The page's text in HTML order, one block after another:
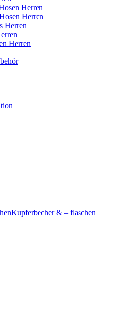
Herren
Herren
Herren
Herren
Kupferbecher & – flaschen